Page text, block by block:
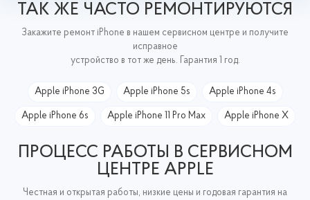
ТАК ЖЕ ЧАСТО РЕМОНТИРУЮТСЯ
Закажите ремонт iPhone в нашем сервисном центре и получите
исправное
устройство в тот же день. Гарантия 1 год.
Apple iPhone 3G Apple iPhone 5s Apple iPhone 4s
Apple iPhone 6s Apple iPhone 11 Pro Max Apple iPhone X
ПРОЦЕСС РАБОТЫ В СЕРВИСНОМ
ЦЕНТРЕ APPLE
Честная и открытая работы, низкие цены и годовая гарантия на